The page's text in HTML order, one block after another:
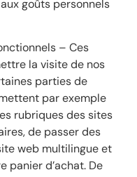
goûts personnels
– Ces
la visite de nos
parties de
par exemple
rubriques des sites
de passer des
web multilingue et
panier d’achat. De